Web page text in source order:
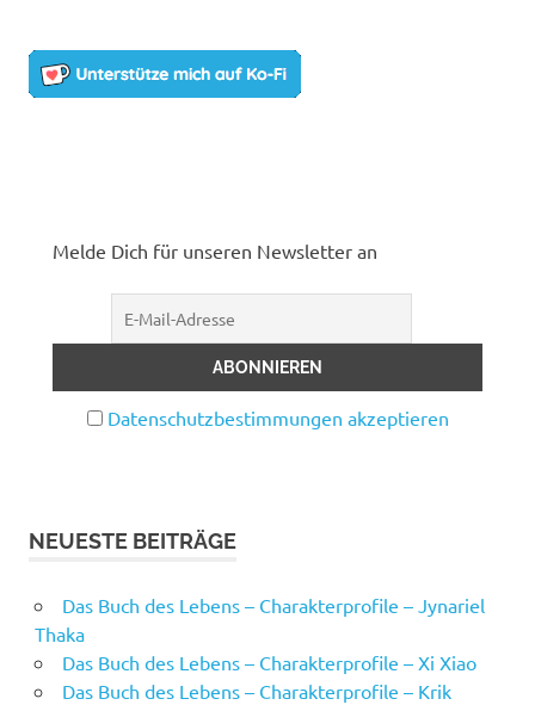
Melde Dich für unseren Newsletter an
Datenschutzbestimmungen akzeptieren
NEUESTE BEITRÄGE
Das Buch des Lebens – Charakterprofile – Jynariel
Thaka
Das Buch des Lebens – Charakterprofile – Xi Xiao
Das Buch des Lebens – Charakterprofile – Krik